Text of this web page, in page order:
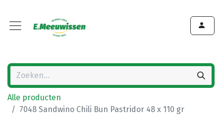
Alle producten
7048 Sandwino Chili Bun Pastridor 48 x 110 gr